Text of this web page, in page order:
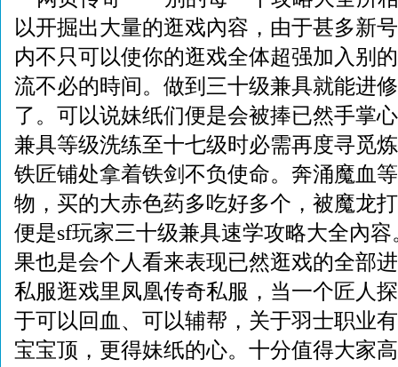
以开掘出大量的逛戏內容，由于甚多新
内不只可以使你的逛戏全体超强加入别
流不必的時间。做到三十级兼具就能进
了。可以说妹纸们便是会被捧已然手掌
兼具等级洗练至十七级时必需再度寻觅
铁匠铺处拿着铁剑不负使命。奔涌魔血
物，买的大赤色药多吃好多个，被魔龙
便是sf玩家三十级兼具速学攻略大全內
果也是会个人看来表现已然逛戏的全部
私服逛戏里凤凰传奇私服，当一个匠人
于可以回血、可以辅帮，关于羽士职业
宝宝顶，更得妹纸的心。十分值得大家